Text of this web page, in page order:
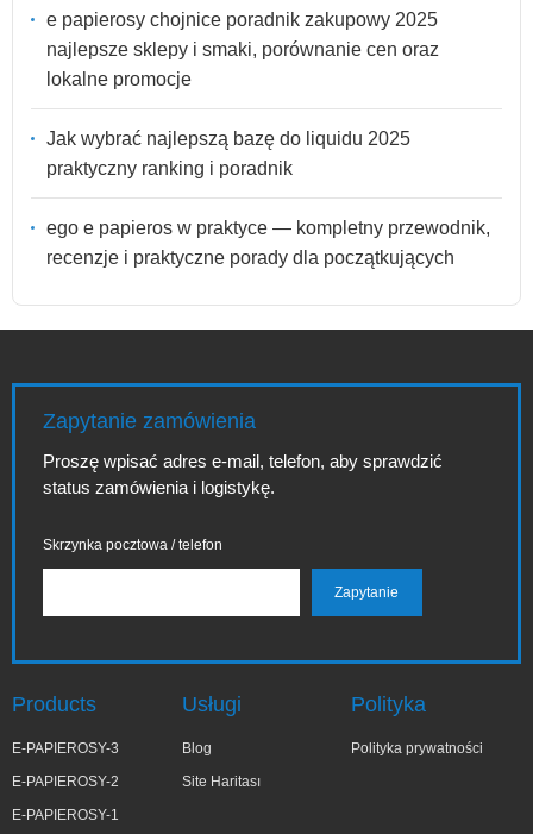
e papierosy chojnice poradnik zakupowy 2025
najlepsze sklepy i smaki, porównanie cen oraz
lokalne promocje
Jak wybrać najlepszą bazę do liquidu 2025
praktyczny ranking i poradnik
ego e papieros w praktyce — kompletny przewodnik,
recenzje i praktyczne porady dla początkujących
Zapytanie zamówienia
Proszę wpisać adres e-mail, telefon, aby sprawdzić
status zamówienia i logistykę.
Skrzynka pocztowa / telefon
Products
E-PAPIEROSY-3
E-PAPIEROSY-2
E-PAPIEROSY-1
Usługi
Blog
Site Haritası
Polityka
Polityka prywatności